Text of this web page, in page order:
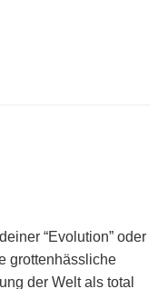
“Evolution” oder
grottenhässliche
der Welt als total